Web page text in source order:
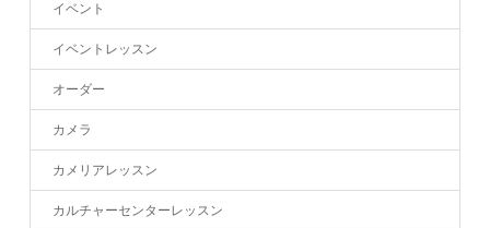
イベント
イベントレッスン
オーダー
カメラ
カメリアレッスン
カルチャーセンターレッスン